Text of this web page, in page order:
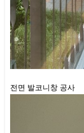
전면 발코니창 공사